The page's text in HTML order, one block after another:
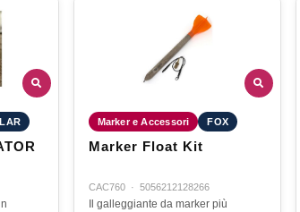
Marker e Accessori FOX
Marker Float Kit
CAC760 · 5056212128266
Il galleggiante da marker più